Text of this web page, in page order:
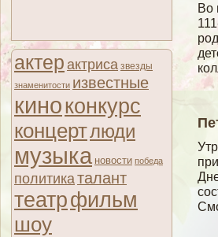
актер актриса звезды
знаменитости известные
киноконкурс
концертлюди
музыка новости победа
политикаталант
театрфильм
шоу
Во